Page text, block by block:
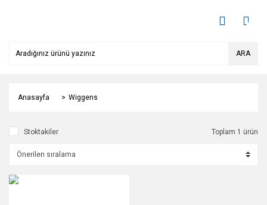
ARA
Anasayfa Wiggens
Stoktakiler Toplam 1 ürün